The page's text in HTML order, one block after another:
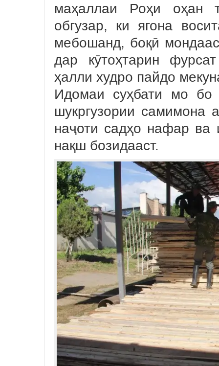
маҳаллаи Роҳи оҳан
обгузар, ки ягона
мебошанд, боқӣ
дар кӯтоҳтарин
ҳалли худро пайдо
Идомаи суҳбати мо бо
шукргузории самимона
наҷоти садҳо нафар ва
нақш бозидааст.